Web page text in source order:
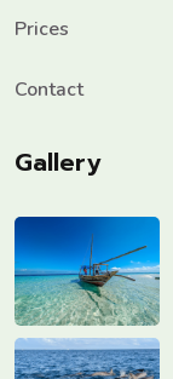
Prices
Contact
Gallery